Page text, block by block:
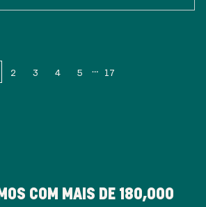
2 3 4 5 17
COM MAIS DE 180,000